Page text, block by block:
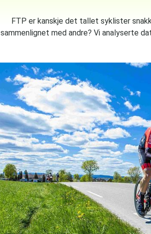
FTP er kanskje det tallet syklister
sammenlignet med andre? Vi analyserte